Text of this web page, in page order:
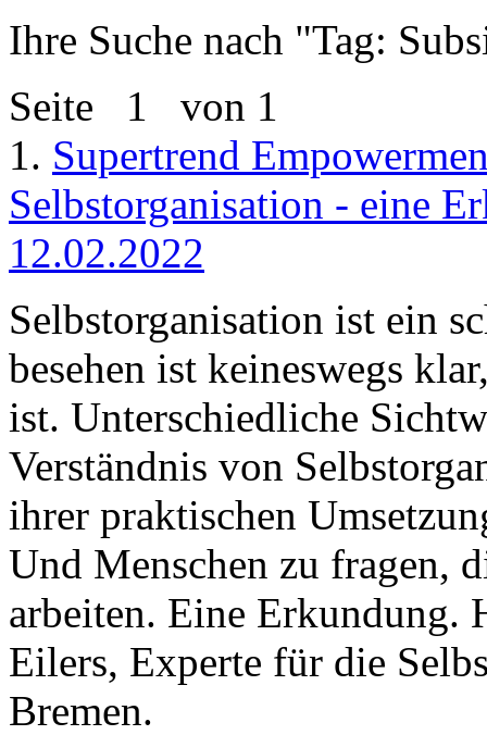
Ihre Suche nach "Tag:
Seite 1 von 1
1. Supertrend
Selbstorganisation - eine
12.02.2022
Selbstorganisation ist ein
besehen ist keineswegs
ist. Unterschiedliche
Verständnis von
ihrer praktischen
Und Menschen zu fragen,
arbeiten. Eine Erkundung.
Eilers, Experte für die
Bremen.